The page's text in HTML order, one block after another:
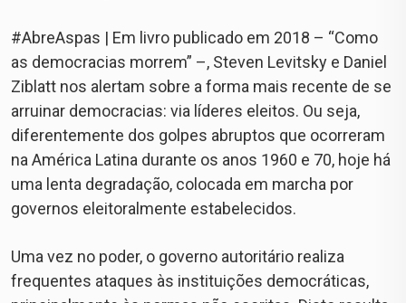
#AbreAspas | Em livro publicado em 2018 – “Como
as democracias morrem” –, Steven Levitsky e Daniel
Ziblatt nos alertam sobre a forma mais recente de se
arruinar democracias: via líderes eleitos. Ou seja,
diferentemente dos golpes abruptos que ocorreram
na América Latina durante os anos 1960 e 70, hoje há
uma lenta degradação, colocada em marcha por
governos eleitoralmente estabelecidos.
Uma vez no poder, o governo autoritário realiza
frequentes ataques às instituições democráticas,